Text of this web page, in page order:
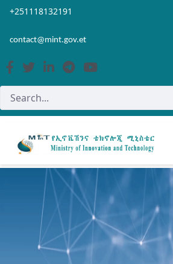
Skip to Main Content
Open Accessibility Menu
+251118132191
contact@mint.gov.et